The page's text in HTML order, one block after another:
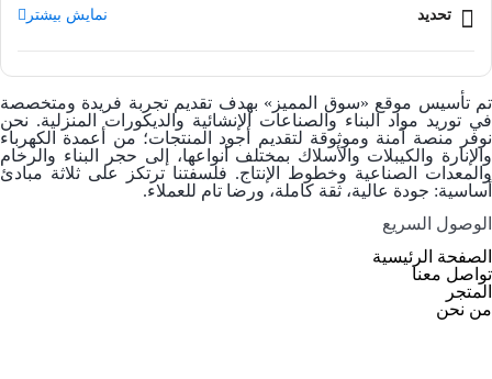
تحديد نمایش بیشتر
تم تأسيس موقع «سوق المميز» بهدف تقديم تجربة فريدة ومتخصصة
في توريد مواد البناء والصناعات الإنشائية والديكورات المنزلية. نحن
نوفر منصة آمنة وموثوقة لتقديم أجود المنتجات؛ من
أعمدة الكهرباء
والإنارة و الكيبلات والأسلاك بمختلف أنواعها، إلى حجر البناء والرخام
والمعدات الصناعية وخطوط الإنتاج. فلسفتنا ترتكز على ثلاثة مبادئ
أساسية: جودة عالية، ثقة كاملة، ورضا تام للعملاء.
الوصول السریع
الصفحة الرئيسية
تواصل معنا
المتجر
من نحن